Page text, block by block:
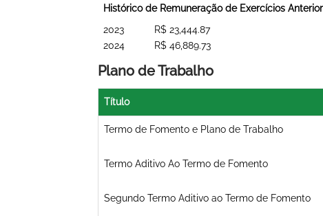
Histórico de Remuneração de Exercícios
2023
2024
R$ 23,444.87
R$ 46,889.73
Plano de Trabalho
Título
Termo de Fomento e Plano de Trabalho
Termo Aditivo Ao Termo de Fomento
Segundo Termo Aditivo ao Termo de Fomento